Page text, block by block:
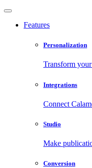
Features
Personalization
Transform
Integrations
Connect
Studio
Make
Conversion